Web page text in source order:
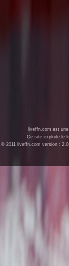
liveffn.com est
Ce site exploite le
© 2011 liveffn.com version :